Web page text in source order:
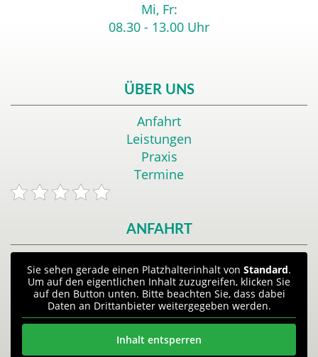
Mi, Fr:
08.30 - 13.00 Uhr
ÜBER UNS
Anfahrt
Leistungen
Praxis
Termine
ANFAHRT
Sie sehen gerade einen Platzhalterinhalt von Standard.
Um auf den eigentlichen Inhalt zuzugreifen, klicken Sie
auf den Button unten. Bitte beachten Sie, dass dabei
Daten an Drittanbieter weitergegeben werden.
Inhalt entsperren